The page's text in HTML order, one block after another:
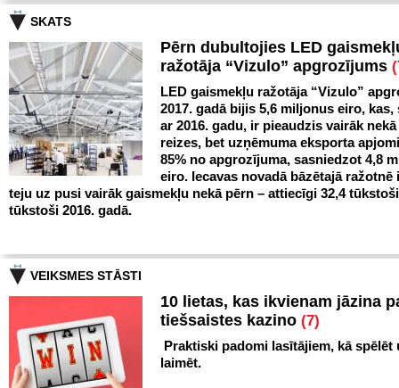
SKATS
Pērn dubultojies LED
ražotāja “Vizulo” apgrozījums
LED gaismekļu ražotāja “Vizulo”
2017. gadā bijis 5,6 miljonus eiro,
ar 2016. gadu, ir pieaudzis vairāk
reizes, bet uzņēmuma eksporta
85% no apgrozījuma, sasniedzot 4,8
eiro. Iecavas novadā bāzētajā ražotnē
teju uz pusi vairāk gaismekļu nekā pērn – attiecīgi 32,4
tūkstoši 2016. gadā.
VEIKSMES STĀSTI
10 lietas, kas ikvienam jāzina
tiešsaistes kazino (7)
Praktiski padomi lasītājiem, kā spēlēt
laimēt.